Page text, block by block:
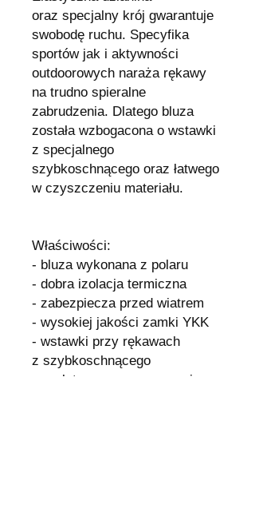
oraz specjalny krój gwarantuje
swobodę ruchu. Specyfika
sportów jak i aktywności
outdoorowych naraża rękawy
na trudno spieralne
zabrudzenia. Dlatego bluza
została wzbogacona o wstawki
z specjalnego
szybkoschnącego oraz łatwego
w czyszczeniu materiału.
Właściwości:
- bluza wykonana z polaru
- dobra izolacja termiczna
- zabezpiecza przed wiatrem
- wysokiej jakości zamki YKK
- wstawki przy rękawach
z szybkoschnącego
oraz łatwego w czyszczeniu